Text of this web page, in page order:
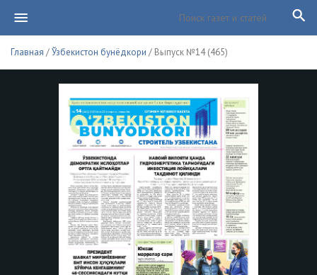
Главная /Ўзбекистон бунёдкори / Выпуск №14 (465)